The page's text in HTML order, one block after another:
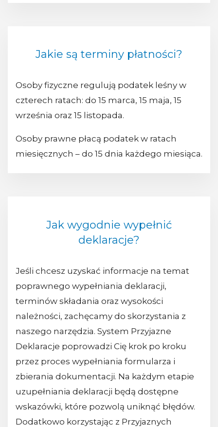
Jakie są terminy płatności?
Osoby fizyczne regulują podatek leśny w
czterech ratach: do 15 marca, 15 maja, 15
września oraz 15 listopada.
Osoby prawne płacą podatek w ratach
miesięcznych – do 15 dnia każdego miesiąca.
Jak wygodnie wypełnić
deklaracje?
Jeśli chcesz uzyskać informacje na temat
poprawnego wypełniania deklaracji,
terminów składania oraz wysokości
należności, zachęcamy do skorzystania z
naszego narzędzia. System Przyjazne
Deklaracje poprowadzi Cię krok po kroku
przez proces wypełniania formularza i
zbierania dokumentacji. Na każdym etapie
uzupełniania deklaracji będą dostępne
wskazówki, które pozwolą uniknąć błędów.
Dodatkowo korzystając z Przyjaznych